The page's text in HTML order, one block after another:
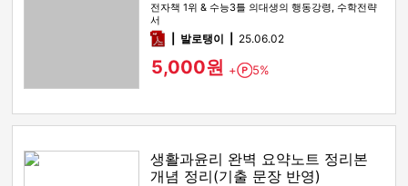
전자책 1위 & 수능3틀 의대생의 행동강령, 수학전략
서
pdf발로탱이 25.06.02
5,000원 + Point
5%
생활과윤리 완벽 요약노트 정리본
개념 정리(기출 문장 반영)